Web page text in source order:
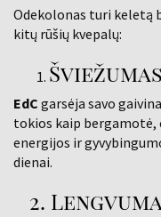
Odekolonas turi keletą
kitų rūšių kvepalų:
Šviežumas
EdC garsėja savo
tokios kaip bergamotė,
energijos ir
dienai.
2.